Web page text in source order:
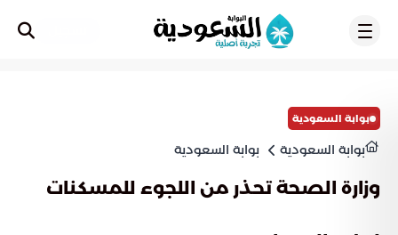
بوابة السعودية
بوابة السعودية بوابة السعودية
وزارة الصحة تحذر من اللجوء للمسكنات